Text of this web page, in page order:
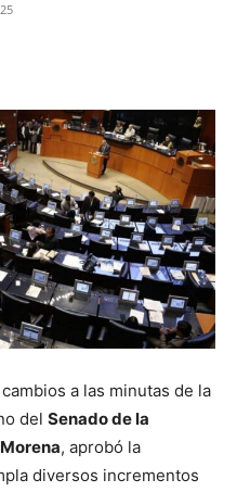
a las minutas de la
del Senado de la
Morena, aprobó la
diversos incrementos